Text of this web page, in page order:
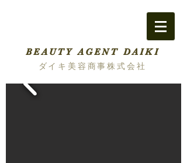
BEAUTY AGENT DAIKI
ダイキ美容商事株式会社